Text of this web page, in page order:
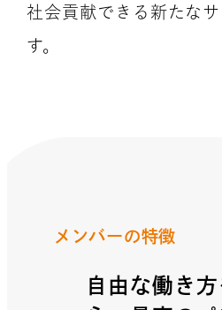
社会貢献できる新たな
す。
メンバーの特徴
自由な働き